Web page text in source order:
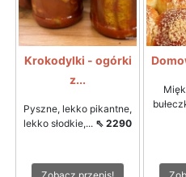
Krokodylki - ogórki
z...
Pyszne, lekko pikantne,
lekko słodkie,... ⇖ 2290
Zobacz przepis!